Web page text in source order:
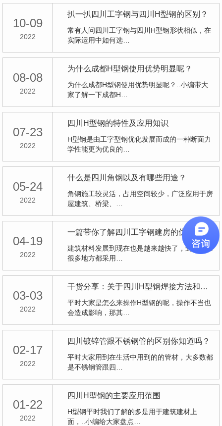
10-09
2022
扒一扒四川工字钢与四川H型钢的区别？
常有人问四川工字钢与四川H型钢形状相似，在
实际运用中如何选…
08-08
2022
为什么成都H型钢使用优势明显呢？
为什么成都H型钢使用优势明显呢？..小编带大
家了解一下成都H…
07-23
2022
四川H型钢的特性及应用知识
H型钢是由工字型钢优化发展而成的一种断面力
学性能更为优良的…
05-24
2022
什么是四川角钢以及有哪些用途？
角钢施工较灵活，占用空间较少，广泛应用于房
屋建筑、桥梁、…
04-19
2022
一篇带你了解四川工字钢建房的优点！
建筑材料发展到现在也是越来越快了，到了现在
很多地方都采用…
03-03
2022
干货分享：关于四川H型钢焊接方法和焊接顺序
平时大家是怎么来操作H型钢的呢，操作不当也
会造成影响，那其…
02-17
2022
四川镀锌管跟不锈钢管的区别你知道吗？
平时大家用到在生活中用到的的管材，大多数都
是不锈钢管跟四…
01-22
2022
四川H型钢的主要应用范围
H型钢平时我们了解的多是用于建筑建材上
面，..小编给大家盘点…